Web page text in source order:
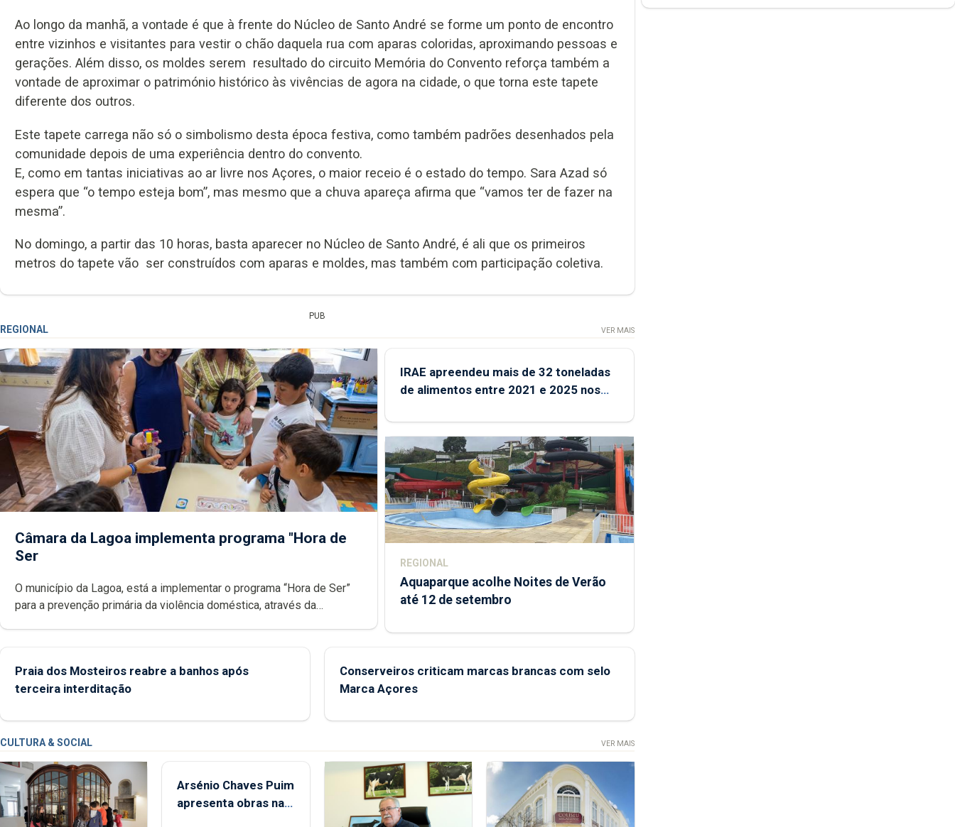
Ao longo da manhã, a vontade é que à frente do Núcleo de Santo André se forme um ponto de encontro
entre vizinhos e visitantes para vestir o chão daquela rua com aparas coloridas, aproximando pessoas e
gerações. Além disso, os moldes serem resultado do circuito Memória do Convento reforça também a
vontade de aproximar o património histórico às vivências de agora na cidade, o que torna este tapete
diferente dos outros.
Este tapete carrega não só o simbolismo desta época festiva, como também padrões desenhados pela
comunidade depois de uma experiência dentro do convento.
E, como em tantas iniciativas ao ar livre nos Açores, o maior receio é o estado do tempo. Sara Azad só
espera que “o tempo esteja bom”, mas mesmo que a chuva apareça afirma que “vamos ter de fazer na
mesma”.
No domingo, a partir das 10 horas, basta aparecer no Núcleo de Santo André, é ali que os primeiros
metros do tapete vão ser construídos com aparas e moldes, mas também com participação coletiva.
PUB
REGIONAL VER MAIS
Câmara da Lagoa implementa programa "Hora de
Ser
O município da Lagoa, está a implementar o programa “Hora de Ser”
para a prevenção primária da violência doméstica, através da
IRAE apreendeu mais de 32 toneladas
de alimentos entre 2021 e 2025 nos
REGIONAL
Aquaparque acolhe Noites de Verão
até 12 de setembro
Praia dos Mosteiros reabre a banhos após
terceira interditação
Conserveiros criticam marcas brancas com selo
Marca Açores
CULTURA & SOCIAL VER MAIS
Arsénio Chaves Puim
apresenta obras na